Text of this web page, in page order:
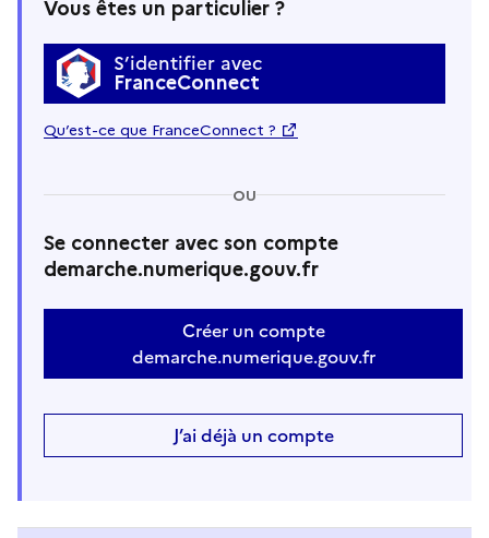
Vous êtes un particulier ?
S’identifier avec
FranceConnect
Qu’est-ce que FranceConnect ?
OU
Se connecter avec son compte
demarche.numerique.gouv.fr
Créer un compte
demarche.numerique.gouv.fr
J’ai déjà un compte